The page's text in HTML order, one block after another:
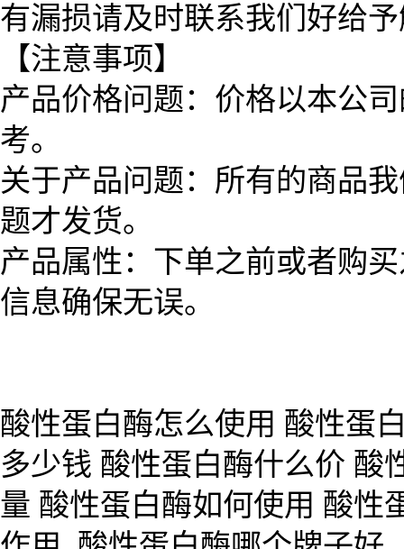
有漏损请及时联系我们好给
【注意事项】
产品价格问题：价格以本公
考。
关于产品问题：所有的商品
题才发货。
产品属性：下单之前或者购
信息确保无误。
酸性蛋白酶怎么使用 酸性蛋
多少钱 酸性蛋白酶什么价 酸
量 酸性蛋白酶如何使用 酸性